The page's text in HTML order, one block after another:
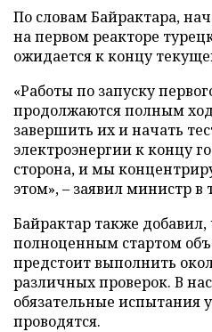
По словам Байрактара,
на первом реакторе
ожидается к концу
«Работы по запуску
продолжаются полным
завершить их и начать
электроэнергии к концу
сторона, и мы
этом», – заявил министр
Байрактар также добавил,
полноценным стартом
предстоит выполнить
различных проверок. В
обязательные испытания
проводятся.